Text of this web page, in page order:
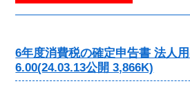
6年度消費税の確定申告書 法人
6.00(24.03.13公開 3,866K)